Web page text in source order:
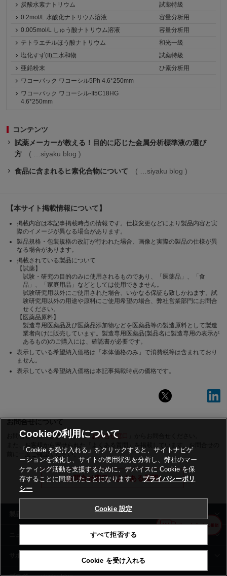
炭酸水素ナトリウム
試薬特級
0.2mol/L 水酸化ナトリウム溶液
容量分析用
0.005mol/L しゅう酸ナトリウム溶液
容量分析用
テトラエチルほう酸ナトリウム
和光一級
塩化すず(II)二水和物
試薬特級
亜鉛粉末
ひ素分析用
ワコーパック ワコーシル5Ph 4.6*250mm
ワコーパック ワコーシル-II5C18HG
4.6*250mm
コンテンツ
試薬メーカーが教える！目的に応じた金属分析標準液の選び
方
siyaku blog
食品に含まれるヒ素化合物について siyaku blog
【本サイト掲載情報について】
掲載内容は本記事掲載時点の情報です。仕様変更などにより製品内容と実
際のイメージが異なる場合があります。
製品規格・包装規格の改訂が行われた場合、画像と実際の製品の仕様が異
なる場合があります。
掲載されている製品について
【試薬】
試験・研究の目的のみに使用されるものであり、「医薬品」、「食
品」、「家庭用品」などとしては使用できません。
試験研究用以外にご使用された場合、いかなる保証も致しかねます。試
験研究用以外の用途や原料にご使用希望の場合、弊社営業部門にお問合
せください。
【医薬品原料】
製造専用医薬品及び医薬品添加物などを医薬品等の製造原料として製造
業者向けに販売しています。製造専用医薬品(製品名に製造専用の表示が
あるもの)のご購入には、確認書が必要です。
表示している希望納入価格は「本体価格のみ」で消費税等は含まれており
ません。
表示している希望納入価格は本記事掲載時点の価格です。
お問合せ等につきましては、「お問合せ窓口
また、お客様から寄せられた「よくある質問」を掲載しています。お問合せの
前に一度ご確認ください。
お問合せ窓口（よくある質問）
Cookieの利用について
「Cookie を受け入れる」をクリックすると、サイトナビゲ
ーションを強化し、サイトの使用状況を分析し、弊社のマー
ケティング活動を支援するために、デバイスに Cookie を保
存することに同意したことになります。 プライバシーポリ
シー
Cookie 設定
すべて拒否する
Cookie を受け入れる